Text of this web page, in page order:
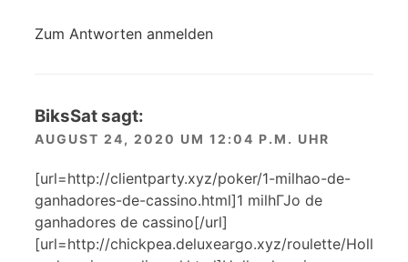
Zum Antworten anmelden
BiksSatsagt:
AUGUST 24, 2020 UM 12:04 P.M. UHR
[url=http://clientparty.xyz/poker/1-milhao-de-
ganhadores-de-cassino.html]1 milhГЈo de
ganhadores de cassino[/url]
[url=http://chickpea.deluxeargo.xyz/roulette/Holl